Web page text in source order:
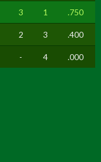
3 1 .750
2 3 .400
- 4 .000